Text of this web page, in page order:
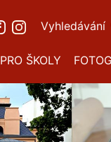
Vyhledávání
PRO ŠKOLY